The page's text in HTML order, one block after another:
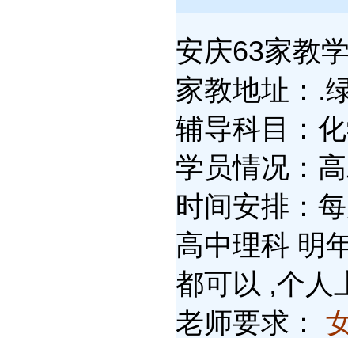
安庆63家教
家教地址：.
辅导科目：
学员情况：
时间安排：
高中理科 明
都可以 ,个人
老师要求：